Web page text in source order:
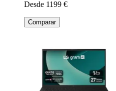
Desde 1199 €
Comparar